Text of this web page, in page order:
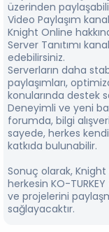
üzerinden
⁠Video Paylaşım
Knight Online
Server Tanıtımı
edebilirsiniz.
Serverların daha
paylaşımları,
konularında destek
Deneyimli ve yeni
forumda, bilgi
sayede, herkes
katkıda bulunabilir.
Sonuç olarak,
herkesin KO-
ve projelerini
sağlayacaktır.